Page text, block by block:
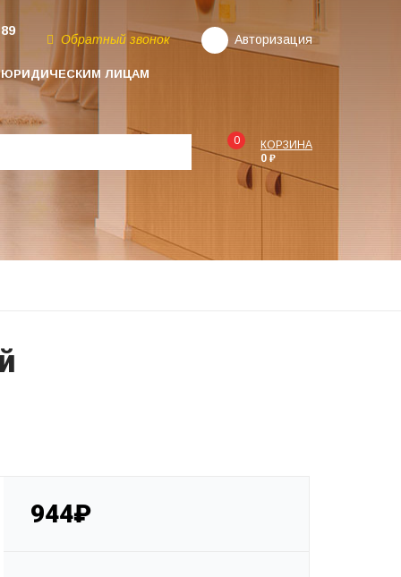
ЮРИДИЧЕСКИМ ЛИЦАМ
Обратный звонок Авторизация
0
КОРЗИНА
0 ₽
944₽